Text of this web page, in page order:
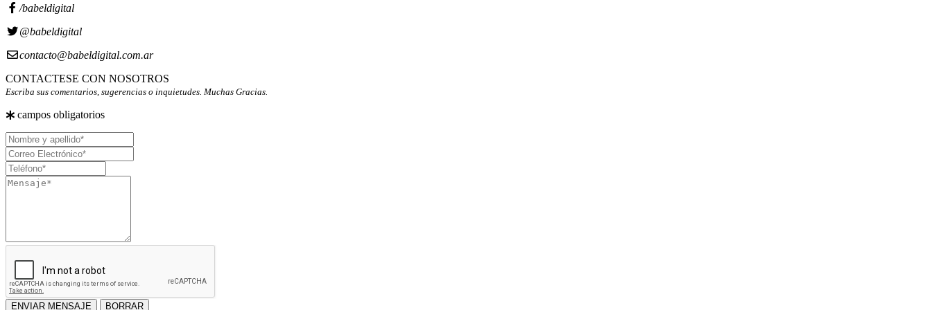
/babeldigital
@babeldigital
contacto@babeldigital.com.ar
CONTACTESE CON NOSOTROS
Escriba sus comentarios, sugerencias o inquietudes. Muchas Gracias.
campos obligatorios
Nombre
y
apellido
Correo
Electrónico
Teléfono
Mensaje
ENVIAR MENSAJE BORRAR